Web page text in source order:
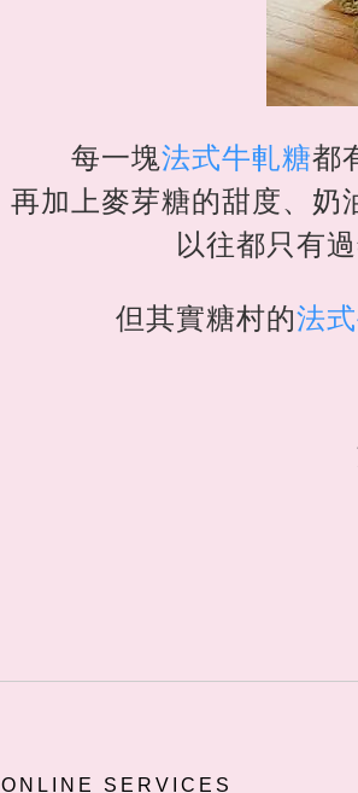
每一塊法式牛軋糖都
再加上麥芽糖的甜度、奶
以往都只有
但其實糖村的法
ONLINE SERVICES